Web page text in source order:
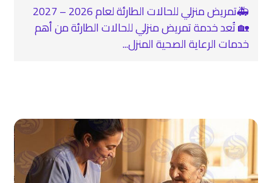
🚑تمريض منزلي للحالات الطارئة لعام 2026 – 2027
🏡 تُعد خدمة تمريض منزلي للحالات الطارئة من أهم
خدمات الرعاية الصحية المنزل...